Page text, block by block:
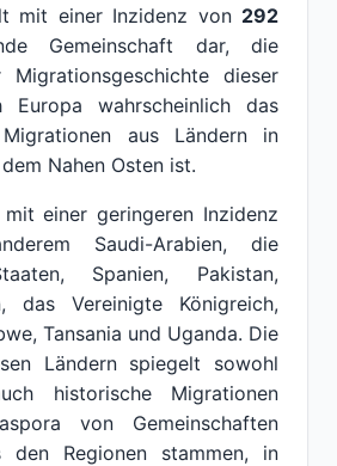
mit einer Inzidenz von 292
Gemeinschaft dar, die
Migrationsgeschichte dieser
Europa wahrscheinlich das
aus Ländern in
Nahen Osten ist.
einer geringeren Inzidenz
Saudi-Arabien, die
Spanien, Pakistan,
das Vereinigte Königreich,
Tansania und Uganda. Die
Ländern spiegelt sowohl
historische Migrationen
von Gemeinschaften
Regionen stammen, in